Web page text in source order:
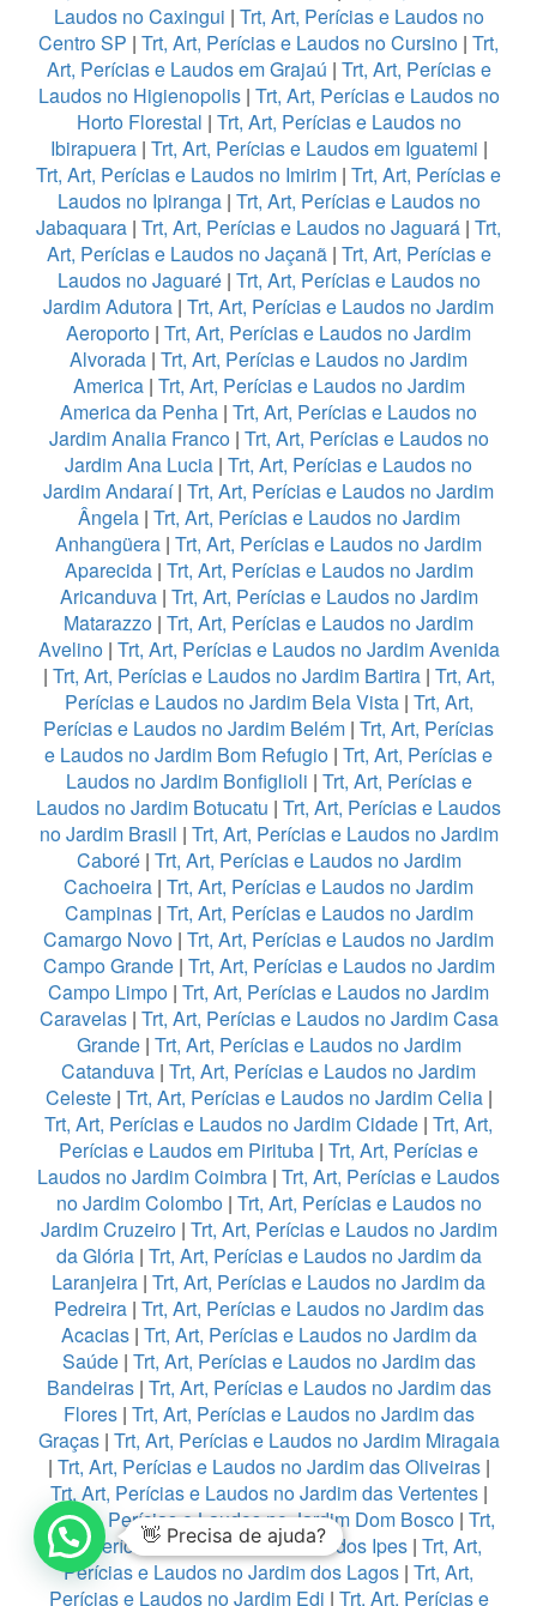
Laudos no Caxingui | Trt, Art, Perícias e Laudos no
Centro SP | Trt, Art, Perícias e Laudos no Cursino | Trt,
Art, Perícias e Laudos em Grajaú | Trt, Art, Perícias e
Laudos no Higienopolis| Trt, Art, Perícias e Laudos no
Horto Florestal | Trt, Art, Perícias e Laudos no
Ibirapuera| Trt, Art, Perícias e Laudos em Iguatemi |
Trt, Art, Perícias e Laudos no Imirim | Trt, Art, Perícias e
Laudos no Ipiranga| Trt, Art, Perícias e Laudos no
Jabaquara | Trt, Art, Perícias e Laudos no Jaguará | Trt,
Art, Perícias e Laudos no Jaçanã| Trt, Art, Perícias e
Laudos no Jaguaré| Trt, Art, Perícias e Laudos no
Jardim Adutora | Trt, Art, Perícias e Laudos no Jardim
Aeroporto | Trt, Art, Perícias e Laudos no Jardim
Alvorada | Trt, Art, Perícias e Laudos no Jardim
America| Trt, Art, Perícias e Laudos no Jardim
America da Penha | Trt, Art, Perícias e Laudos no
Jardim Analia Franco| Trt, Art, Perícias e Laudos no
Jardim Ana Lucia | Trt, Art, Perícias e Laudos no
Jardim Andaraí| Trt, Art, Perícias e Laudos no Jardim
Ângela| Trt, Art, Perícias e Laudos no Jardim
Anhangüera | Trt, Art, Perícias e Laudos no Jardim
Aparecida| Trt, Art, Perícias e Laudos no Jardim
Aricanduva| Trt, Art, Perícias e Laudos no Jardim
Matarazzo | Trt, Art, Perícias e Laudos no Jardim
Avelino| Trt, Art, Perícias e Laudos no Jardim Avenida
| Trt, Art, Perícias e Laudos no Jardim Bartira| Trt, Art,
Perícias e Laudos no Jardim Bela Vista| Trt, Art,
Perícias e Laudos no Jardim Belém | Trt, Art, Perícias
e Laudos no Jardim Bom Refugio | Trt, Art, Perícias e
Laudos no Jardim Bonfiglioli | Trt, Art, Perícias e
Laudos no Jardim Botucatu | Trt, Art, Perícias e Laudos
no Jardim Brasil | Trt, Art, Perícias e Laudos no Jardim
Caboré| Trt, Art, Perícias e Laudos no Jardim
Cachoeira | Trt, Art, Perícias e Laudos no Jardim
Campinas| Trt, Art, Perícias e Laudos no Jardim
Camargo Novo | Trt, Art, Perícias e Laudos no Jardim
Campo Grande| Trt, Art, Perícias e Laudos no Jardim
Campo Limpo | Trt, Art, Perícias e Laudos no Jardim
Caravelas| Trt, Art, Perícias e Laudos no Jardim Casa
Grande| Trt, Art, Perícias e Laudos no Jardim
Catanduva | Trt, Art, Perícias e Laudos no Jardim
Celeste| Trt, Art, Perícias e Laudos no Jardim Celia|
Trt, Art, Perícias e Laudos no Jardim Cidade | Trt, Art,
Perícias e Laudos em Pirituba | Trt, Art, Perícias e
Laudos no Jardim Coimbra | Trt, Art, Perícias e Laudos
no Jardim Colombo| Trt, Art, Perícias e Laudos no
Jardim Cruzeiro| Trt, Art, Perícias e Laudos no Jardim
da Glória| Trt, Art, Perícias e Laudos no Jardim da
Laranjeira | Trt, Art, Perícias e Laudos no Jardim da
Pedreira| Trt, Art, Perícias e Laudos no Jardim das
Acacias| Trt, Art, Perícias e Laudos no Jardim da
Saúde| Trt, Art, Perícias e Laudos no Jardim das
Bandeiras| Trt, Art, Perícias e Laudos no Jardim das
Flores| Trt, Art, Perícias e Laudos no Jardim das
Graças| Trt, Art, Perícias e Laudos no Jardim Miragaia
| Trt, Art, Perícias e Laudos no Jardim das Oliveiras|
Trt, Art, Perícias e Laudos no Jardim das Vertentes|
Trt, Art, Perícias e Laudos no Jardim Dom Bosco| Trt,
Art, Perícias e Laudos no Jardim dos Ipes | Trt, Art,
Perícias e Laudos no Jardim dos Lagos | Trt, Art,
Perícias e Laudos no Jardim Edi | Trt, Art, Perícias e
👋 Precisa de ajuda?